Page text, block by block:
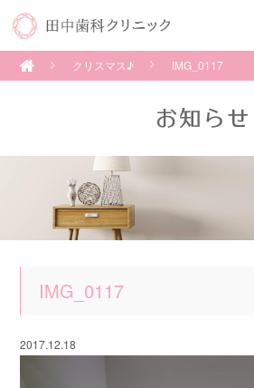
クリスマス♪ IMG_0117
IMG_0117
2017.12.18